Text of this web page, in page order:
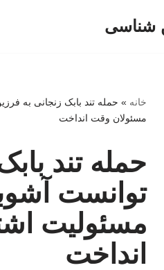
شناسی
خانه » حمله تند بابک زنجانی به
مسئولان وقت انداخت
حمله تند
توانست
مسئولیت
انداخت